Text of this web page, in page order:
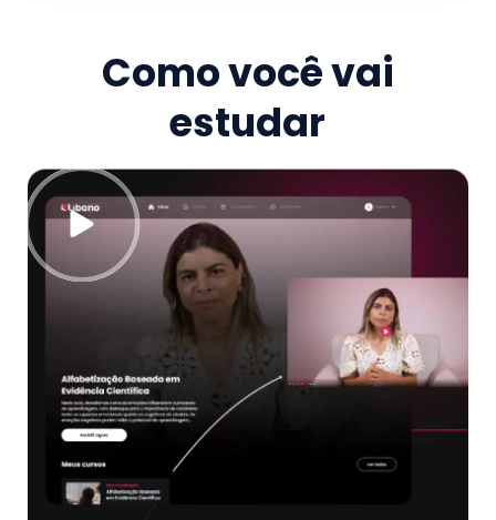
Como você vai
estudar